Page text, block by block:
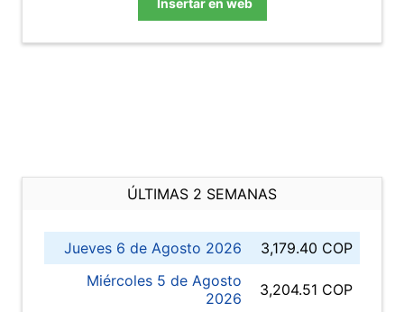
Insertar en web
ÚLTIMAS 2 SEMANAS
Jueves 6 de Agosto 2026
3,179.40 COP
Miércoles 5 de Agosto
2026
3,204.51 COP